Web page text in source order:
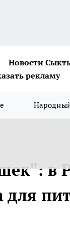
Новости
рекламу
в
для